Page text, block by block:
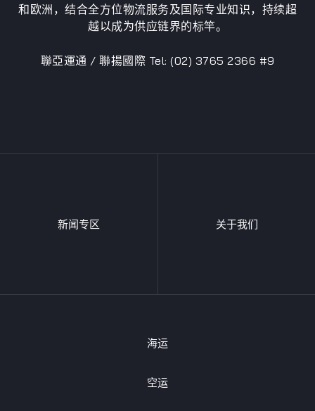
和欧洲，结合全方位物流服务及国际专业知识，持续超
越以成为供应链界的标竿。
聯亞運通 / 聯揚國際 Tel: (02) 3765 2366 #9
新闻专区 关于我们
海运
空运